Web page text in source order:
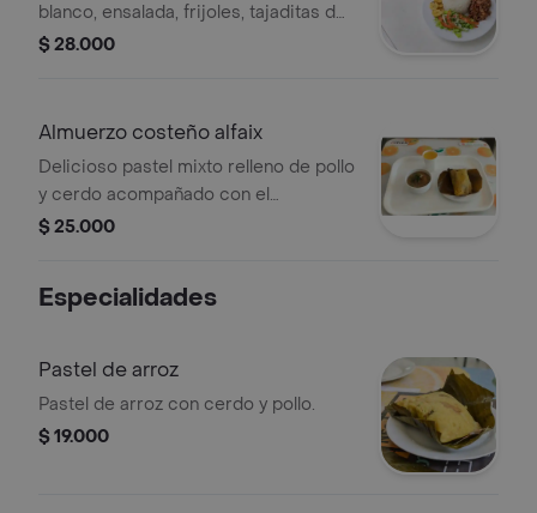
blanco, ensalada, frijoles, tajaditas de
guineo, eliges la proteína que desees
$ 28.000
Almuerzo costeño alfaix
Delicioso pastel mixto relleno de pollo
y cerdo acompañado con el
sancocho del día y su juguito alfaix.
$ 25.000
Especialidades
Pastel de arroz
Pastel de arroz con cerdo y pollo.
$ 19.000